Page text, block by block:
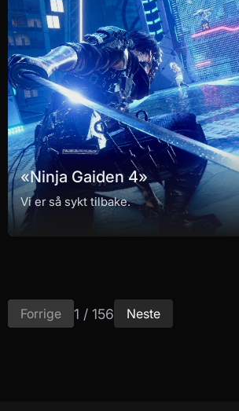
«Ninja Gaiden 4»
Vi er så sykt tilbake.
Forrige 1 / 156 Neste